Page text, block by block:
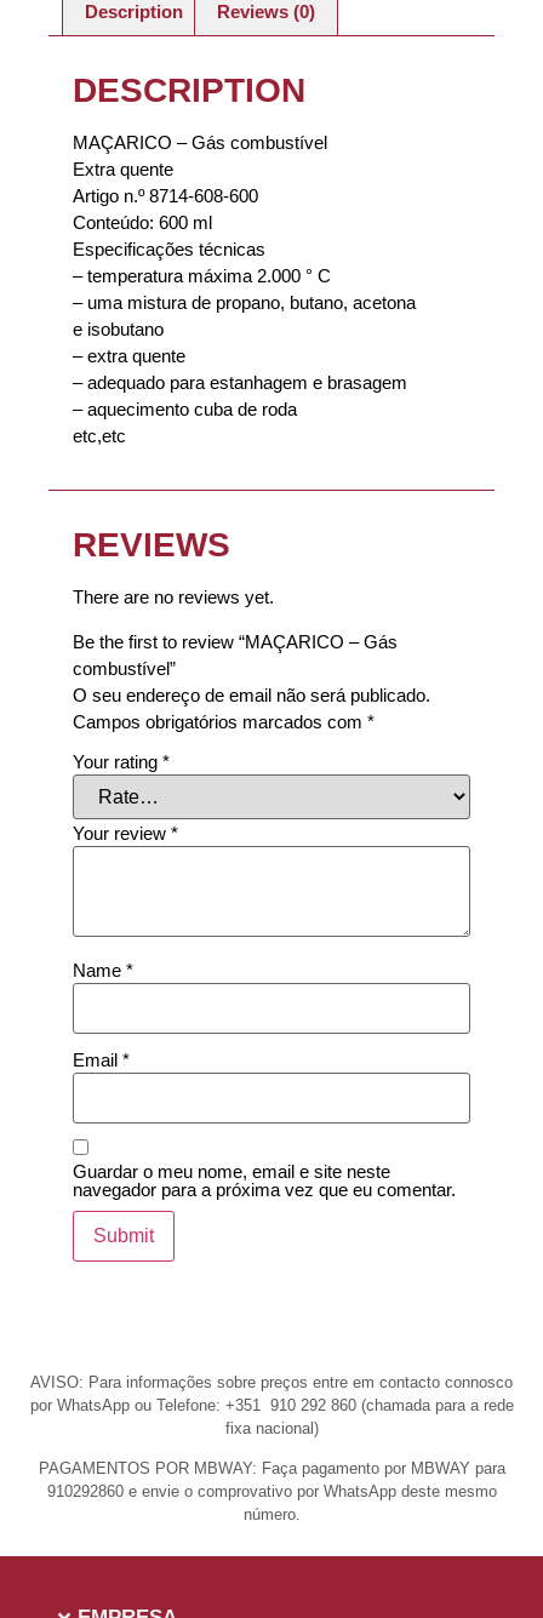
Description Reviews (0)
DESCRIPTION
MAÇARICO – Gás combustível
Extra quente
Artigo n.º 8714-608-600
Conteúdo: 600 ml
Especificações técnicas
– temperatura máxima 2.000 ° C
– uma mistura de propano, butano, acetona
e isobutano
– extra quente
– adequado para estanhagem e brasagem
– aquecimento cuba de roda
etc,etc
REVIEWS
There are no reviews yet.
Be the first to review “MAÇARICO – Gás
combustível”
O seu endereço de email não será publicado.
Campos obrigatórios marcados com *
Your rating *
Your review *
Name *
Email *
Guardar o meu nome, email e site neste
navegador para a próxima vez que eu comentar.
AVISO: Para informações sobre preços entre em contacto connosco
por WhatsApp ou Telefone: +351 910 292 860 (chamada para a rede
fixa nacional)
PAGAMENTOS POR MBWAY: Faça pagamento por MBWAY para
910292860 e envie o comprovativo por WhatsApp deste mesmo
número.